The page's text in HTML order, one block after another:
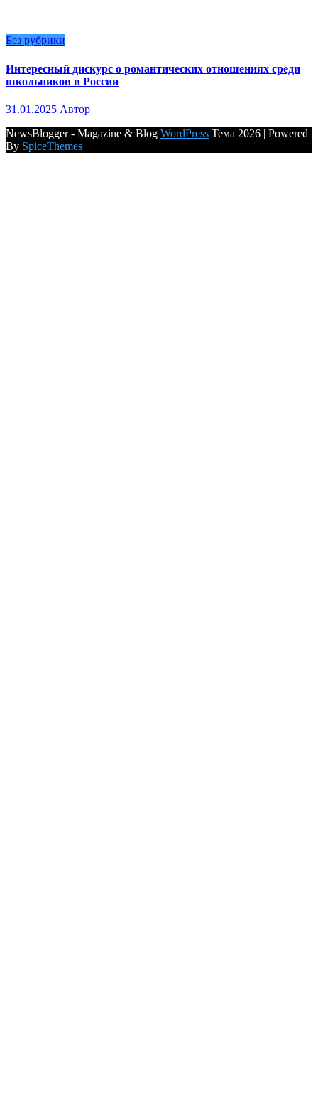
Без рубрики
Интересный дискурс о романтических отношениях среди
школьников в России
31.01.2025 Автор
NewsBlogger - Magazine & Blog WordPress Тема 2026 | Powered
By SpiceThemes